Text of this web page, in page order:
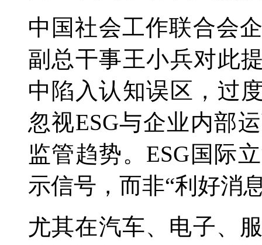
中国社会工作联合会
副总干事王小兵对此
中陷入认知误区，过
忽视ESG与企业内部
监管趋势。ESG国际
示信号，而非“利好消
尤其在汽车、电子、